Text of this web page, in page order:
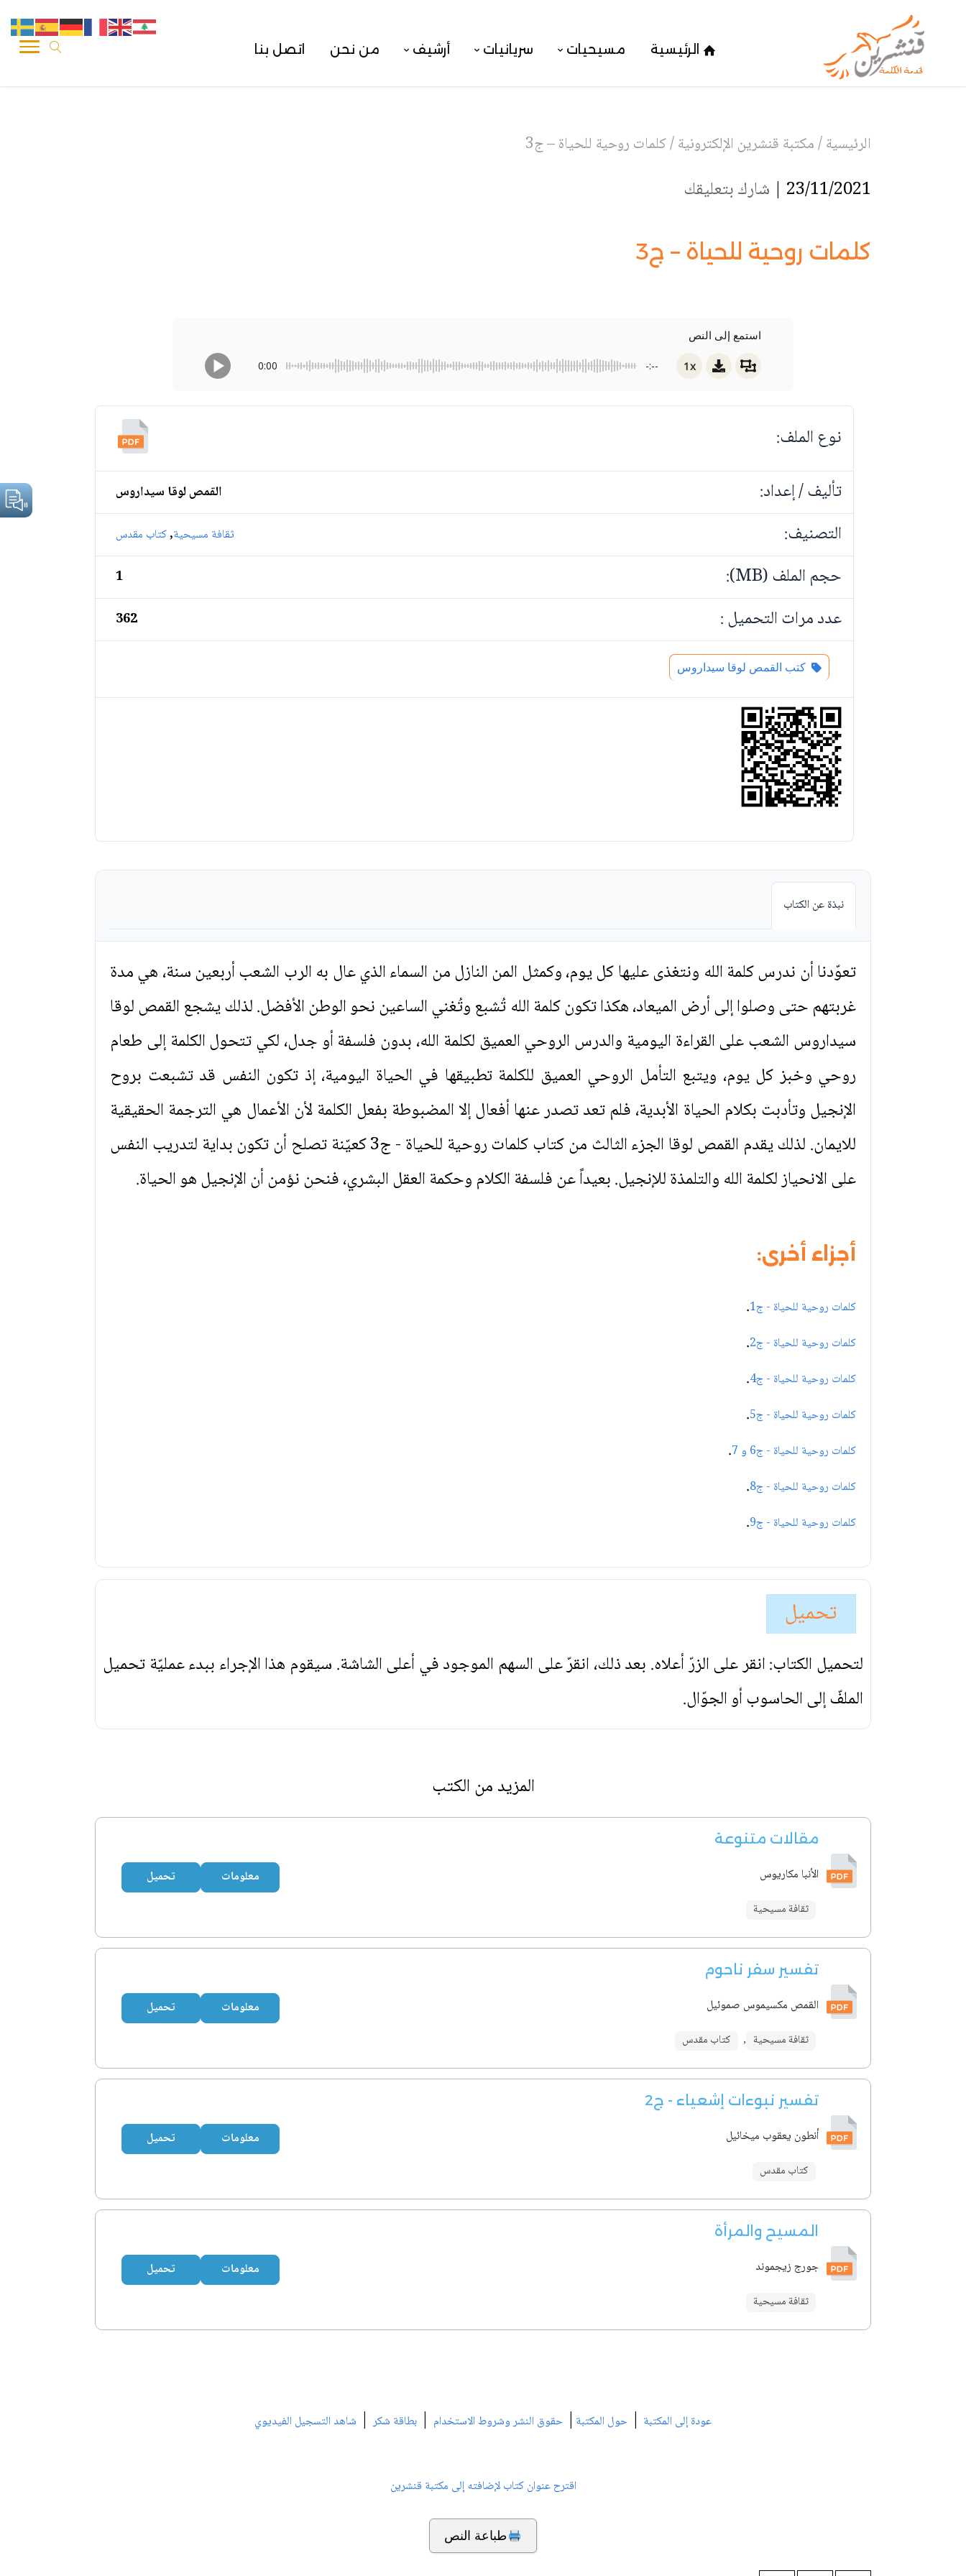
الرئيسية مسيحيات سريانيات أرشيف من نحن اتصل بنا
الرئيسية/مكتبة قنشرين الإلكترونية/كلمات روحية للحياة – ج3
23/11/2021 | شارك بتعليقك
كلمات روحية للحياة – ج3
استمع إلى النص
0:00 -:-- 1x
نوع الملف:
تأليف / إعداد:
القمص لوقا سيداروس
التصنيف: ثقافة مسيحية,كتاب مقدس
حجم الملف (MB): 1
عدد مرات التحميل : 362
كتب القمص لوقا سيداروس
نبذة عن الكتاب
تعوّدنا أن ندرس كلمة الله ونتغذى عليها كل يوم، وكمثل المن النازل من السماء الذي عال به الرب الشعب أربعين سنة، هي مدة
غربتهم حتى وصلوا إلى أرض الميعاد، هكذا تكون كلمة الله تُشبع وتُغني الساعين نحو الوطن الأفضل. لذلك يشجع القمص لوقا
سيداروس الشعب على القراءة اليومية والدرس الروحي العميق لكلمة الله، بدون فلسفة أو جدل، لكي تتحول الكلمة إلى طعام
روحي وخبز كل يوم، ويتبع التأمل الروحي العميق للكلمة تطبيقها في الحياة اليومية، إذ تكون النفس قد تشبعت بروح
الإنجيل وتأدبت بكلام الحياة الأبدية، فلم تعد تصدر عنها أفعال إلا المضبوطة بفعل الكلمة لأن الأعمال هي الترجمة الحقيقية
للايمان. لذلك يقدم القمص لوقا الجزء الثالث من كتاب كلمات روحية للحياة - ج3 كعيّنة تصلح أن تكون بداية لتدريب النفس
على الانحياز لكلمة الله والتلمذة للإنجيل. بعيداً عن فلسفة الكلام وحكمة العقل البشري، فنحن نؤمن أن الإنجيل هو الحياة.
أجزاء أخرى:
كلمات روحية للحياة - ج1 .
كلمات روحية للحياة - ج2 .
كلمات روحية للحياة - ج4 .
كلمات روحية للحياة - ج5 .
كلمات روحية للحياة - ج6 و 7 .
كلمات روحية للحياة - ج8 .
كلمات روحية للحياة - ج9 .
تحميل
لتحميل الكتاب: انقر على الزرّ أعلاه. بعد ذلك، انقرّ على السهم الموجود في أعلى الشاشة. سيقوم هذا الإجراء ببدء عمليّة تحميل
الملفّ إلى الحاسوب أو الجوّال.
المزيد من الكتب
مقالات متنوعة
الأنبا مكاريوس
ثقافة مسيحية
معلومات تحميل
تفسير سفر ناحوم
القمص مكسيموس صموئيل
ثقافة مسيحية , كتاب مقدس
معلومات تحميل
تفسير نبوءات إشعياء - ج2
أنطون يعقوب ميخائيل
كتاب مقدس
معلومات تحميل
المسيح والمرأة
جورج زيجموند
ثقافة مسيحية
معلومات تحميل
عودة إلى المكتبة | حول المكتبة | حقوق النشر وشروط الاستخدام | بطاقة شكر| شاهد التسجيل الفيديوي
اقترح عنوان كتاب لإضافته إلى مكتبة قنشرين
طباعة النص